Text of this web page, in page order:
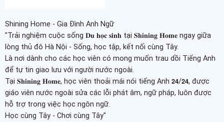
Shining Home - Gia Đình Anh Ngữ
"Trải nghiệm cuộc sống 𝐃𝐮 𝐡𝐨̣𝐜 𝐬𝐢𝐧𝐡 tại 𝐒𝐡𝐢𝐧𝐢𝐧𝐠 𝐇𝐨𝐦𝐞 ngay giữa
lòng thủ đô Hà Nội - Sống, học tập, kết nối cùng Tây.
Là nơi dành cho các học viên có mong muốn trau dồi Tiếng Anh
để tự tin giao lưu với người nước ngoài.
Tại 𝐒𝐡𝐢𝐧𝐢𝐧𝐠 𝐇𝐨𝐦𝐞, học viên thoải mái nói tiếng Anh 𝟮𝟰/𝟮𝟰, được
giáo viên nước ngoài sửa các lỗi phát âm, ngữ pháp, luôn được
hỗ trợ trong việc học ngôn ngữ.
Học cùng Tây - Chơi cùng Tây"